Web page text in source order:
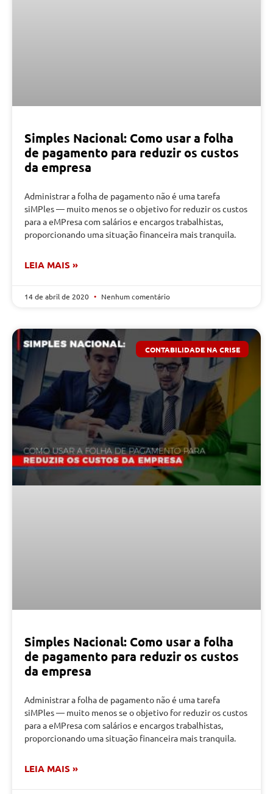
Simples Nacional: Como usar a folha
de pagamento para reduzir os custos
da empresa
Administrar a folha de pagamento não é uma tarefa
siMPles — muito menos se o objetivo for reduzir os custos
para a eMPresa com salários e encargos trabalhistas,
proporcionando uma situação financeira mais tranquila.
LEIA MAIS »
14 de abril de 2020 Nenhum comentário
CONTABILIDADE NA CRISE
Simples Nacional: Como usar a folha
de pagamento para reduzir os custos
da empresa
Administrar a folha de pagamento não é uma tarefa
siMPles — muito menos se o objetivo for reduzir os custos
para a eMPresa com salários e encargos trabalhistas,
proporcionando uma situação financeira mais tranquila.
LEIA MAIS »